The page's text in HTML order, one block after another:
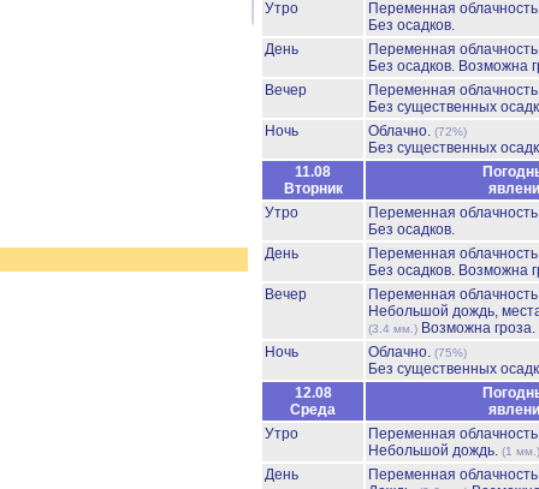
Утро
Переменная
Без осадков.
День
Переменная
Без осадков. Возможна
Вечер
Переменная
Без существенных
Ночь
Облачно. (72%)
Без существенных
11.08
Вторник
Утро
Переменная
Без осадков.
День
Переменная
Без осадков. Возможна
Вечер
Переменная
Небольшой дождь,
(3.4 мм.) Возможна гроза.
Ночь
Облачно. (75%)
Без существенных
12.08
Среда
Утро
Переменная
Небольшой дождь. (1 мм.)
День
Переменная